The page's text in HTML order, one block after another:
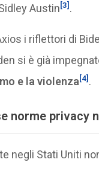
Austin[3] .
i riflettori di
si è già
e la violenza[4] .
norme privacy
negli Stati Uniti